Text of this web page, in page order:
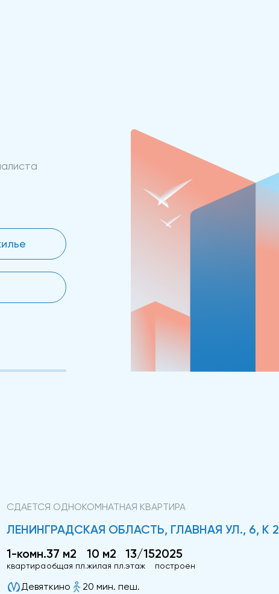
СДАЕТСЯ ОДНОКОМНАТНАЯ КВАРТИРА
ЛЕНИНГРАДСКАЯ ОБЛАСТЬ, ГЛАВНАЯ УЛ., 6, К 2
1-комн.
квартира
37 м2
общая пл.
10 м2
жилая пл.
13/15
этаж
2025
построен
Девяткино 20 мин. пеш.